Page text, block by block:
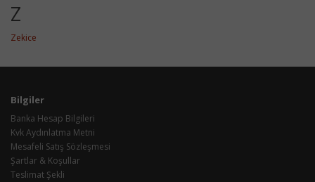
Z
Zekice
Bilgiler
Banka Hesap Bilgileri
Kvk Aydınlatma Metni
Mesafeli Satış Sözleşmesi
Şartlar & Koşullar
Teslimat Şekli